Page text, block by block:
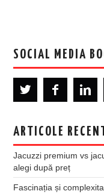
SOCIAL MEDIA
ARTICOLE
Jacuzzi premium vs
alegi după preț
Fascinația și